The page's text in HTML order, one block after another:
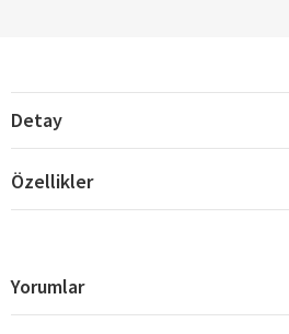
Detay
Özellikler
Yorumlar